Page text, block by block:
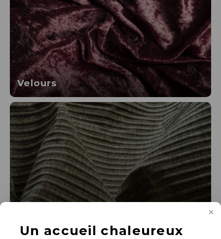
Un accueil chaleureux
Velours
Velours côtelé